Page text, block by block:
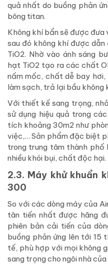
quả nhất do buồng phản
bông titan.
Không khí bẩn sẽ được đưa
sau đó không khí được
TiO2. Nhờ vào ánh sáng
hạt TiO2 tạo ra các chất
nấm mốc, chất dễ bay
làm sạch, trả lại bầu không
Với thiết kế sang trọng,
sử dụng hiệu quả trong
tích khoảng 30m2 như
việc,… Sản phẩm đặc biệt
trong trung tâm thành phố
nhiều khói bụi, chất độc hại.
2.3. Máy khử khuẩn
300
So với các dòng máy của
tân tiến nhất được hãng
phiên bản cải tiến của
buồng phản ứng lên tới 15
tế, phù hợp với mọi không
sang trọng cho ngôi nhà của